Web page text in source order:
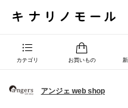
カテゴリ お買いもの
アンジェ web shop